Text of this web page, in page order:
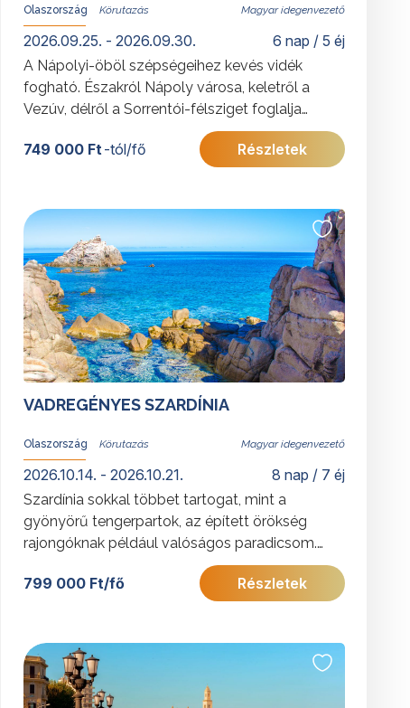
Olaszország Magyar idegenvezető
2026.09.25. - 2026.09.30. 6 nap / 5 éj
A Nápolyi-öböl szépségeihez kevés vidék
fogható. Északról Nápoly városa, keletről a
Vezúv, délről a Sorrentói-félsziget foglalja
keretbe a meredek sziklákkal, pasztellszínű
városkákkal pettyezett partvidéket és a tenger
érzékszervre hat.
További érdekességekért Olaszországról
kattintson ide.
749 000 Ft-tól/fő Részletek
VADREGÉNYES SZARDÍNIA
Olaszország Magyar idegenvezető
2026.10.14. - 2026.10.21. 8 nap / 7 éj
Szardínia sokkal többet tartogat, mint a
gyönyörű tengerpartok, az épített örökség
rajongóknak például valóságos paradicsom.
Tartson velünk Szardínia legszebb részeire.
További érdekességekért Olaszországról
799 000 Ft/fő Részletek